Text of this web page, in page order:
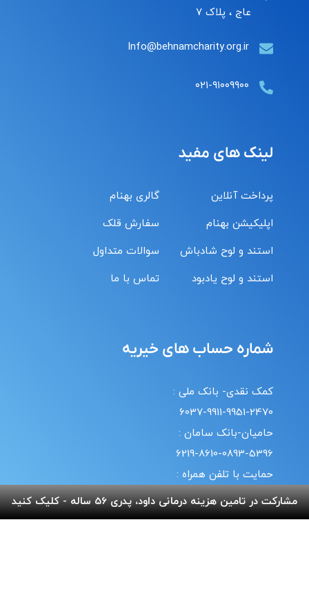
عاج ، پلاک ۷
Info@behnamcharity.org.ir
۰۲۱-۹۱۰۰۹۹۰۰
لینک های مفید
پرداخت آنلاین
اپلیکیشن بهنام
استند و لوح شادباش
استند و لوح یادبود
گالری بهنام
سفارش قلک
سوالات متداول
تماس با ما
شماره حساب های خیریه
کمک نقدی- بانک ملی :
6037-9911-9951-2470
حامیان-بانک سامان :
6219-8610-0893-5396
حمایت با تلفن همراه :
18#*7*733*
20#*0*724*
مشارکت در تامین هزینه درمانی داود، پدری 56 ساله - کلیک کنید